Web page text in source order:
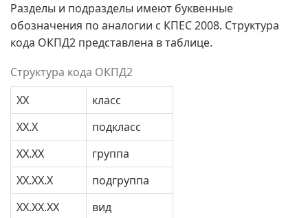
Разделы и подразделы имеют буквенные
обозначения по аналогии с КПЕС 2008. Структура
кода ОКПД2 представлена в таблице.
Структура кода ОКПД2
XX
класс
XX.X
подкласс
XX.XX
группа
XX.XX.X
подгруппа
XX.XX.XX
вид